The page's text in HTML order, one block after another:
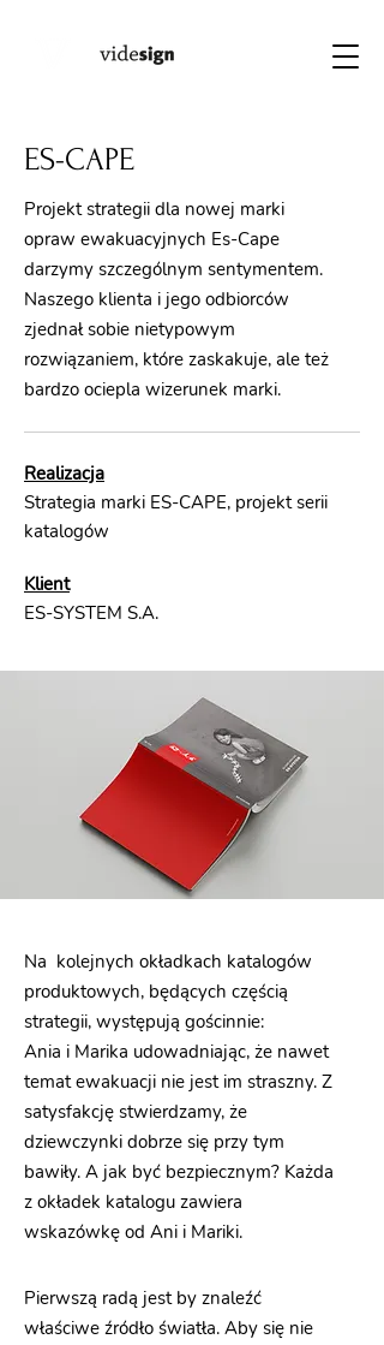
ES-CAPE
Projekt strategii dla nowej marki
opraw ewakuacyjnych Es-Cape
darzymy szczególnym sentymentem.
Naszego klienta i jego odbiorców
zjednał sobie nietypowym
rozwiązaniem, które zaskakuje, ale też
bardzo ociepla wizerunek marki.
Realizacja
Strategia marki ES-CAPE, projekt serii
katalogów
Klient
ES-SYSTEM S.A.
Na kolejnych okładkach katalogów
produktowych, będących częścią
strategii, występują gościnnie:
Ania i Marika udowadniając, że nawet
temat ewakuacji nie jest im straszny. Z
satysfakcję stwierdzamy, że
dziewczynki dobrze się przy tym
bawiły. A jak być bezpiecznym? Każda
z okładek katalogu zawiera
wskazówkę od Ani i Mariki.
Pierwszą radą jest by znaleźć
właściwe źródło światła. Aby się nie